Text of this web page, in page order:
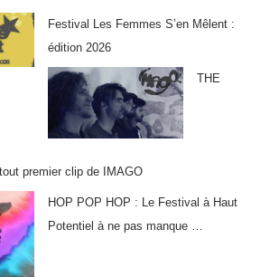
Festival Les Femmes S’en Mêlent :
édition 2026
THE
premier clip de IMAGO
HOP POP HOP : Le Festival à Haut
Potentiel à ne pas manque …